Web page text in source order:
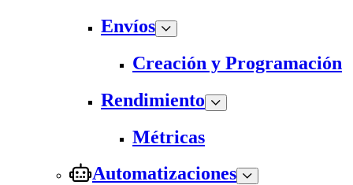
Envíos
Creación y Programación
Rendimiento
Métricas
Automatizaciones